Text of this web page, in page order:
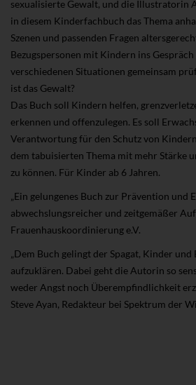
sexualisierte Gewalt, und die Illustratorin
in diesem Kinderfachbuch das Thema
Szenen und passenden Fragen
Bezugspersonen mit Kindern ins
verschiedenen Situationen gemeinsam
ist das Gewalt?
Das Buch soll Kindern helfen,
erkennen und offenzulegen. Es soll
Verantwortung für den Schutz von
dem tabuisierten Thema mit mehr Stärke
zu können. Für Kinder ab 6 Jahren.
„Ein gelungenes Buch zur Prävention und
abwechslungsreicher und zeitgemäßer
Frauenhauskoordinierung e.V.
„Dem Buch gelingt der Spagat, Kinder
aufzuklären. Dabei geht die Autorin so
weder Angst noch Überempfindlichkeit
Steve Ayan, Redakteur bei Spektrum der